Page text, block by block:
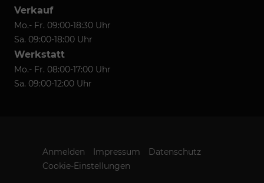
Verkauf
Mo.- Fr. 09:00-18:30 Uhr
Sa. 09:00-18:00 Uhr
Werkstatt
Mo.- Fr. 08:00-17:00 Uhr
Sa. 09:00-12:00 Uhr
Anmelden Impressum
Datenschutz
Cookie-Einstellungen